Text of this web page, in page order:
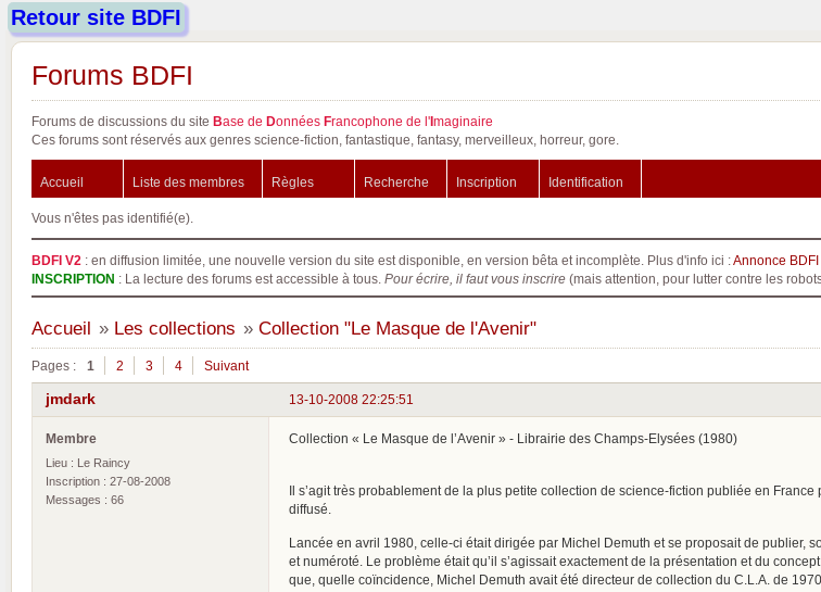
Retour site BDFI
Forums BDFI
Forums de discussions du site Base de Données Francophone de l'Imaginaire
Ces forums sont réservés aux genres science-fiction, fantastique, fantasy, merveilleux, horreur, gore.
Accueil Liste des membres Règles Recherche Inscription Identification
Vous n'êtes pas identifié(e).
BDFI V2 : en diffusion limitée, une nouvelle version du site est disponible, en version bêta et incomplète. Plus d'info ici :Annonce BDFI
INSCRIPTION : La lecture des forums est accessible à tous. Pour écrire, il faut vous inscrire (mais attention, pour lutter contre les
Accueil » Les collections » Collection "Le Masque de l'Avenir"
Pages : 1 2 3 4 Suivant
13-10-2008 22:25:51
jmdark
Membre
Lieu : Le Raincy
Inscription : 27-08-2008
Messages : 66
Collection « Le Masque de l’Avenir » - Librairie des Champs-Elysées (1980)
Il s’agit très probablement de la plus petite collection de science-fiction publiée en
diffusé.
Lancée en avril 1980, celle-ci était dirigée par Michel Demuth et se proposait de publier,
et numéroté. Le problème était qu’il s’agissait exactement de la présentation et du
que, quelle coïncidence, Michel Demuth avait été directeur de collection du C.L.A. de